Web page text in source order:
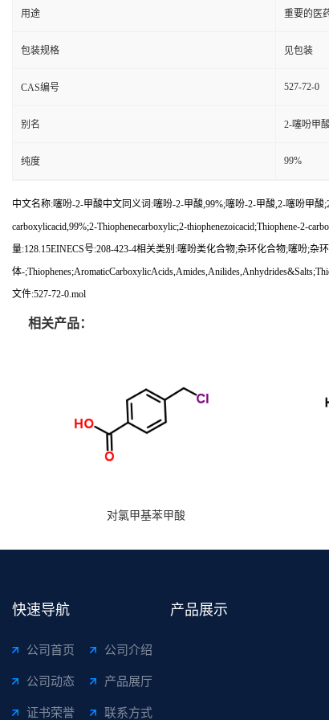
用途 重要的医
包装规格 见包装
CAS编号 527-72-0
别名 2-噻吩甲
纯度 99%
中文名称:噻吩-2-甲酸中文同义词:噻吩-2-甲酸,99%;噻吩-2-甲酸,2-噻吩甲酸
carboxylicacid,99%;2-Thiophenecarboxylic;2-thiophenezoicacid;Thiophene-2-
量:128.15EINECS号:208-423-4相关类别:噻吩类化合物;杂环化合物;噻吩;
体-
文件:527-72-0.mol
相关产品：
对氯甲基苯甲酸
快速导航
公司首页 公司介绍
公司动态 产品展厅
证书荣誉 联系方式
产品展示